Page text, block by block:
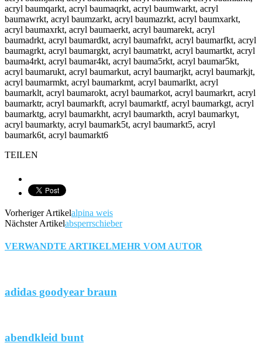
acryl baumqarkt, acryl baumaqrkt, acryl baumwarkt, acryl
baumawrkt, acryl baumzarkt, acryl baumazrkt, acryl baumxarkt,
acryl baumaxrkt, acryl baumaerkt, acryl baumarekt, acryl
baumadrkt, acryl baumardkt, acryl baumafrkt, acryl baumarfkt, acryl
baumagrkt, acryl baumargkt, acryl baumatrkt, acryl baumartkt, acryl
bauma4rkt, acryl baumar4kt, acryl bauma5rkt, acryl baumar5kt,
acryl baumarukt, acryl baumarkut, acryl baumarjkt, acryl baumarkjt,
acryl baumarmkt, acryl baumarkmt, acryl baumarlkt, acryl
baumarklt, acryl baumarokt, acryl baumarkot, acryl baumarkrt, acryl
baumarktr, acryl baumarkft, acryl baumarktf, acryl baumarkgt, acryl
baumarktg, acryl baumarkht, acryl baumarkth, acryl baumarkyt,
acryl baumarkty, acryl baumark5t, acryl baumarkt5, acryl
baumark6t, acryl baumarkt6
TEILEN
Vorheriger Artikelalpina weis
Nächster Artikelabsperrschieber
VERWANDTE ARTIKELMEHR VOM AUTOR
adidas goodyear braun
abendkleid bunt